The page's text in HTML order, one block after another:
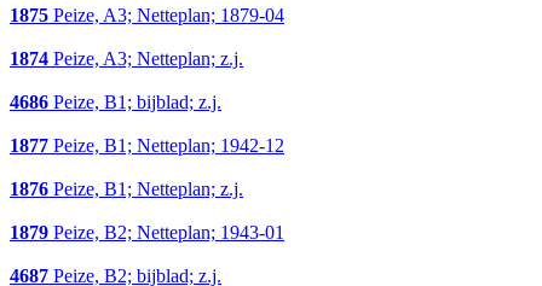
1875 Peize, A3; Netteplan; 1879-04
1874 Peize, A3; Netteplan; z.j.
4686 Peize, B1; bijblad; z.j.
1877 Peize, B1; Netteplan; 1942-12
1876 Peize, B1; Netteplan; z.j.
1879 Peize, B2; Netteplan; 1943-01
4687 Peize, B2; bijblad; z.j.